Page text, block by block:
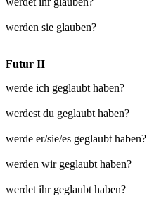
werden sie glauben?
Futur II
werde ich geglaubt haben?
werdest du geglaubt haben?
werde er/sie/es geglaubt haben?
werden wir geglaubt haben?
werdet ihr geglaubt haben?